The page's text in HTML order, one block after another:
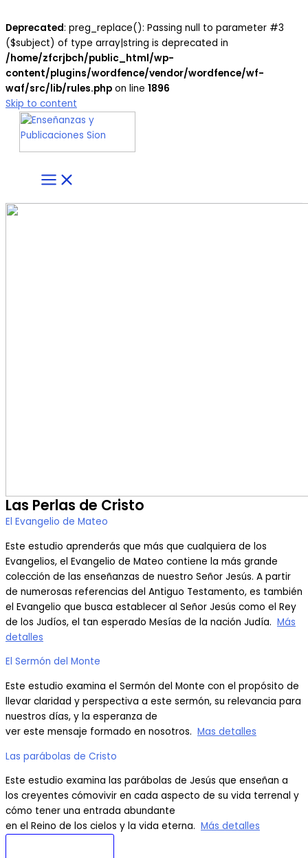
Deprecated: preg_replace(): Passing null to parameter #3
($subject) of type array|string is deprecated in
/home/zfcrjbch/public_html/wp-
content/plugins/wordfence/vendor/wordfence/wf-
waf/src/lib/rules.php on line 1896
Skip to content
Las Perlas de Cristo
El Evangelio de Mateo
Este estudio aprenderás que más que cualquiera de los
Evangelios, el Evangelio de Mateo contiene la más grande
colección de las enseñanzas de nuestro Señor Jesús. A partir
de numerosas referencias del Antiguo Testamento, es también
el Evangelio que busca establecer al Señor Jesús como el Rey
de los Judíos, el tan esperado Mesías de la nación Judía. Más
detalles
El Sermón del Monte
Este estudio examina el Sermón del Monte con el propósito de
llevar claridad y perspectiva a este sermón, su relevancia para
nuestros días, y la esperanza de
ver este mensaje formado en nosotros. Mas detalles
Las parábolas de Cristo
Este estudio examina las parábolas de Jesús que enseñan a
los creyentes cómovivir en cada aspecto de su vida terrenal y
cómo tener una entrada abundante
en el Reino de los cielos y la vida eterna. Más detalles